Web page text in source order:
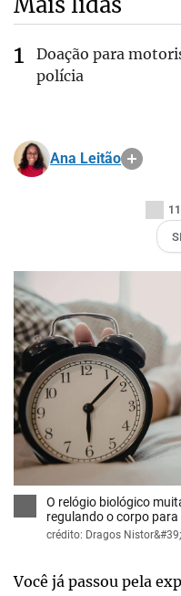
Doação para
polícia
Ana Leitão
O relógio biológico
regulando o corpo
crédito: Dragos
Você já passou pela